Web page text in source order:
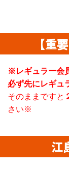
【重
※レギュラー会
必ず先にレギュ
そのままですと
さい※
江